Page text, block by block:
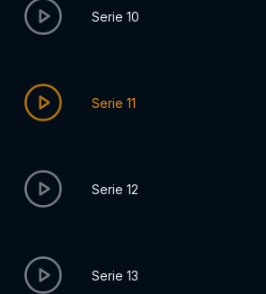
Serie 10
Serie 11
Serie 12
Serie 13